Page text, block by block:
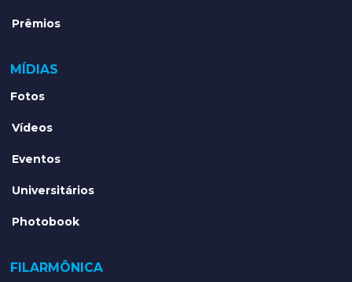
Prêmios
MÍDIAS
Fotos
Vídeos
Eventos
Universitários
Photobook
FILARMÔNICA